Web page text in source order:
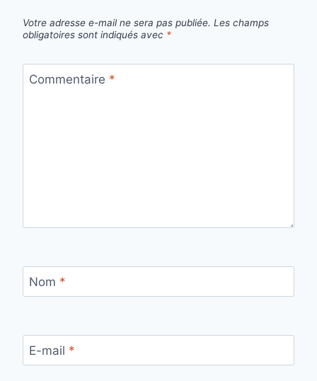
Votre adresse e-mail ne sera pas publiée. Les champs
obligatoires sont indiqués avec *
Commentaire *
Nom *
E-mail *